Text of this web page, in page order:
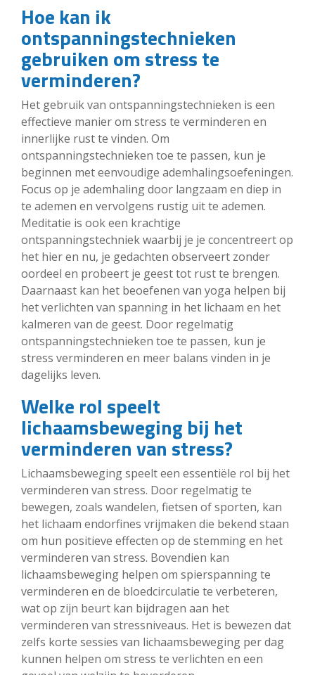
Hoe kan ik
ontspanningstechnieken
gebruiken om stress te
verminderen?
Het gebruik van ontspanningstechnieken is een
effectieve manier om stress te verminderen en
innerlijke rust te vinden. Om
ontspanningstechnieken toe te passen, kun je
beginnen met eenvoudige ademhalingsoefeningen.
Focus op je ademhaling door langzaam en diep in
te ademen en vervolgens rustig uit te ademen.
Meditatie is ook een krachtige
ontspanningstechniek waarbij je je concentreert op
het hier en nu, je gedachten observeert zonder
oordeel en probeert je geest tot rust te brengen.
Daarnaast kan het beoefenen van yoga helpen bij
het verlichten van spanning in het lichaam en het
kalmeren van de geest. Door regelmatig
ontspanningstechnieken toe te passen, kun je
stress verminderen en meer balans vinden in je
dagelijks leven.
Welke rol speelt
lichaamsbeweging bij het
verminderen van stress?
Lichaamsbeweging speelt een essentiële rol bij het
verminderen van stress. Door regelmatig te
bewegen, zoals wandelen, fietsen of sporten, kan
het lichaam endorfines vrijmaken die bekend staan ​​
om hun positieve effecten op de stemming en het
verminderen van stress. Bovendien kan
lichaamsbeweging helpen om spierspanning te
verminderen en de bloedcirculatie te verbeteren,
wat op zijn beurt kan bijdragen aan het
verminderen van stressniveaus. Het is bewezen dat
zelfs korte sessies van lichaamsbeweging per dag
kunnen helpen om stress te verlichten en een